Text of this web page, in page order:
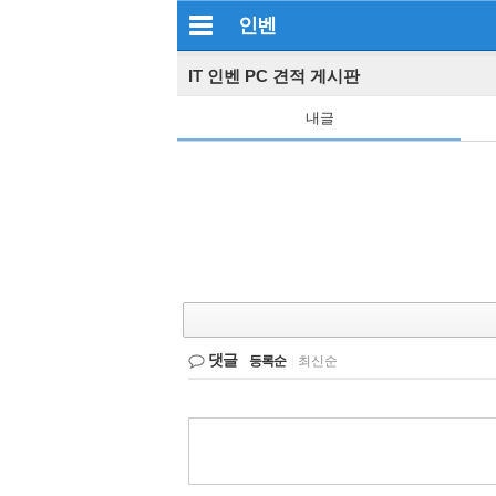
인벤
IT 인벤 PC 견적 게시판
내글
댓글 등록순 최신순